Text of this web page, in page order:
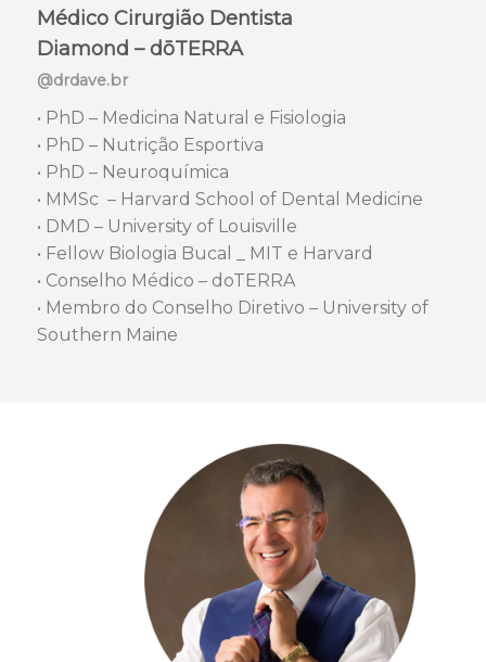
Médico Cirurgião Dentista
Diamond – dōTERRA
@drdave.br
• PhD – Medicina Natural e Fisiologia
• PhD – Nutrição Esportiva
• PhD – Neuroquímica
• MMSc – Harvard School of Dental Medicine
• DMD – University of Louisville
• Fellow Biologia Bucal _ MIT e Harvard
• Conselho Médico – doTERRA
• Membro do Conselho Diretivo – University of
Southern Maine